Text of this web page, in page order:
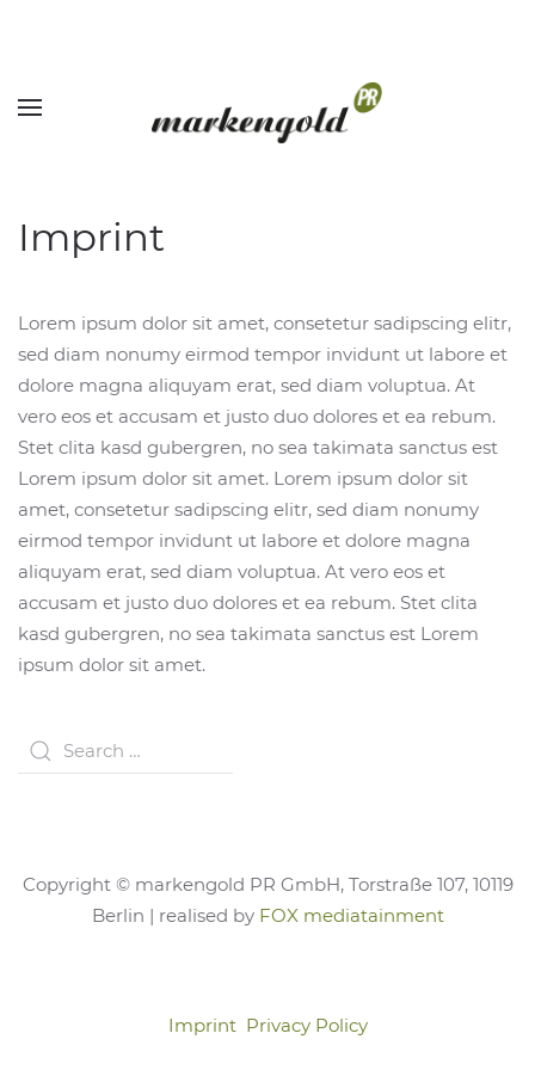
Imprint
Lorem ipsum dolor sit amet, consetetur sadipscing elitr,
sed diam nonumy eirmod tempor invidunt ut labore et
dolore magna aliquyam erat, sed diam voluptua. At
vero eos et accusam et justo duo dolores et ea rebum.
Stet clita kasd gubergren, no sea takimata sanctus est
Lorem ipsum dolor sit amet. Lorem ipsum dolor sit
amet, consetetur sadipscing elitr, sed diam nonumy
eirmod tempor invidunt ut labore et dolore magna
aliquyam erat, sed diam voluptua. At vero eos et
accusam et justo duo dolores et ea rebum. Stet clita
kasd gubergren, no sea takimata sanctus est Lorem
ipsum dolor sit amet.
Copyright © markengold PR GmbH, Torstraße 107, 10119
Berlin | realised by FOX mediatainment
Imprint Privacy Policy